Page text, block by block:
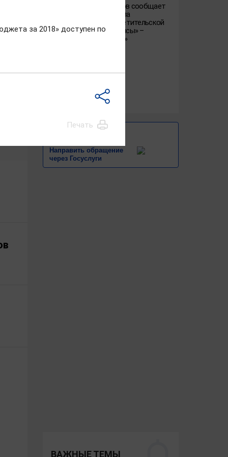
23 апреля состоится
Департамент финансов сообщает
об открытии 8-го этапа
Всероссийской просветительской
эстафеты «Мои финансы» –
«АЗБУКА ИНВЕСТОРА»
Направить обращение
через Госуслуги
ВАЖНЫЕ ТЕМЫ
Ивановской
Окончила
затем —
области , зам.
экономист
Л.В. в 2022 году
за 2018» доступен по
Печать